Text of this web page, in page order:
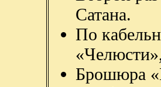
Сатана.
По
Брошюра